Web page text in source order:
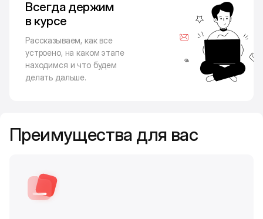
Всегда держим
в курсе
Рассказываем, как все
устроено, на каком этапе
находимся и что будем
делать дальше.
Преимущества для вас